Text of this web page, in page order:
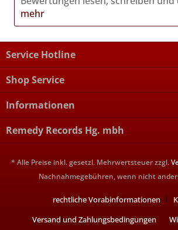
mehr
Service Hotline
Shop Service
Informationen
Remedy Records Hg. mbh
* Alle Preise inkl. gesetzl. Mehrwertsteuer zzgl.
Nachnahmegebühren, wenn nicht
rechtliche Vorabinformationen
Versand und Zahlungsbedingungen